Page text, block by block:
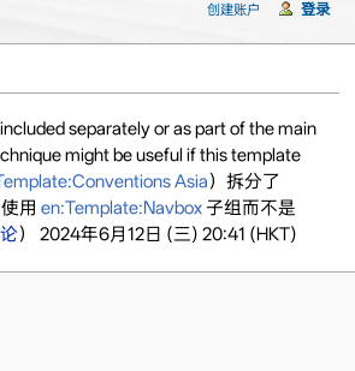
separately or as part of the main
might be useful if this template
Asia）拆分了
用 en:Template:Navbox子组而不是
） 2024年6月12日 (三) 20:41 (HKT)
创建账户 登录